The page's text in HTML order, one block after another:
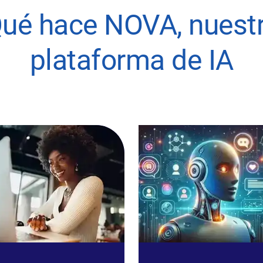
hace NOVA,
plataforma de IA